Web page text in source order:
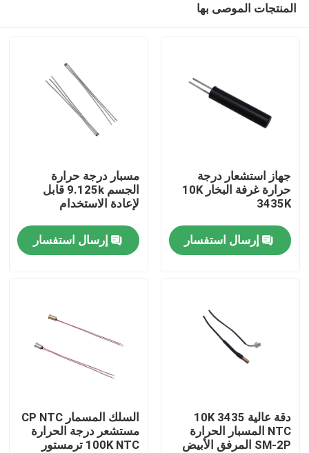
منتجات
عرض الواقع الافتراضي
جولة في المعمل
مراقبة الجودة
مستشعر درجة الحرارة الطبية
المنتجات الموصى بها
جهاز استشعار درجة
حرارة غرفة البخار 10K
3435K
إرسال استفسار
مسبار درجة حرارة
الجسم 9.125k قابل
لإعادة الاستخدام
إرسال استفسار
دقة عالية 10K 3435
NTC المسبار الحرارة
SM-2P المرفق الأبيض
السلك المسمار CP NTC
مستشعر درجة الحرارة
100K NTC ترمستور